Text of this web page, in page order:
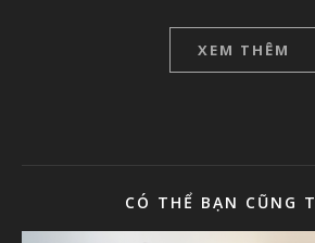
XEM THÊM
CÓ THỂ BẠN CŨNG